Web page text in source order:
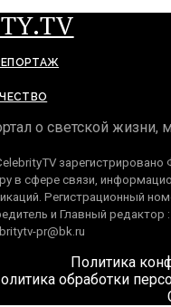
о светской жизни,
зарегистрировано
в сфере связи,
Регистрационный
и Главный редактор
pr@bk.ru
Политика
обработки